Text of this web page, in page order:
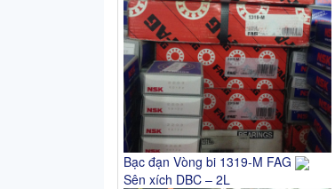
Bạc đạn Vòng bi 1319-M FAG
Sên xích DBC – 2L